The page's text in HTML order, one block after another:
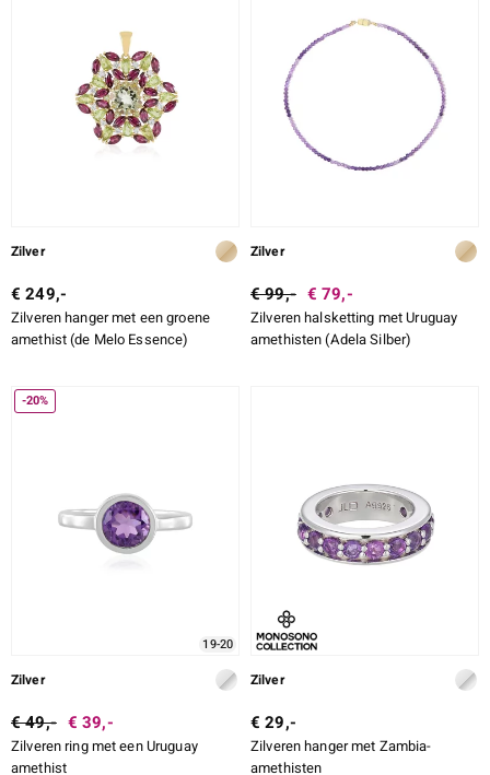
Zilver
€ 249,-
Zilveren hanger met een groene
amethist (de Melo Essence)
Zilver
€ 99,- € 79,-
Zilveren halsketting met Uruguay
amethisten (Adela Silber)
-20%
19-20
Zilver
€ 49,- € 39,-
Zilveren ring met een Uruguay
amethist
Zilver
€ 29,-
Zilveren hanger met Zambia-
amethisten